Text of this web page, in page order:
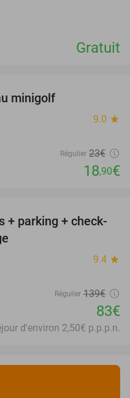
Gratuit
minigolf
9.0 star
Régulier 23€
18,90€
40%
+ parking + check-
9.4 star
Régulier 139€
83€
d'environ 2,50€ p.p.p.n.